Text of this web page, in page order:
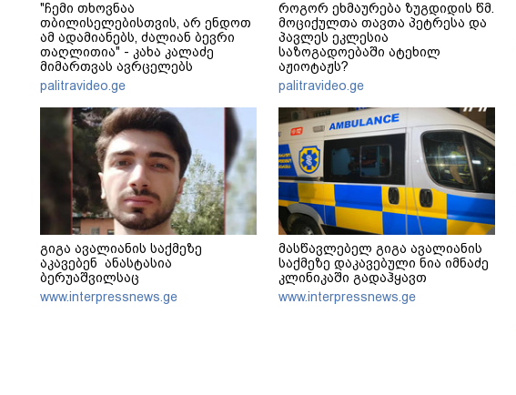
"ჩემი თხოვნაა
თბილისელებისთვის, არ ენდოთ
ამ ადამიანებს, ძალიან ბევრი
თაღლითია" - კახა კალაძე
მიმართვას ავრცელებს
palitravideo.ge
როგორ ეხმაურება ზუგდიდის წმ.
მოციქულთა თავთა პეტრესა და
პავლეს ეკლესია
საზოგადოებაში ატეხილ
აჟიოტაჟს?
palitravideo.ge
გიგა ავალიანის საქმეზე
აკავებენ ანასტასია
ბერუაშვილსაც
www.interpressnews.ge
მასწავლებელ გიგა ავალიანის
საქმეზე დაკავებული ნია იმნაძე
კლინიკაში გადაჰყავთ
www.interpressnews.ge